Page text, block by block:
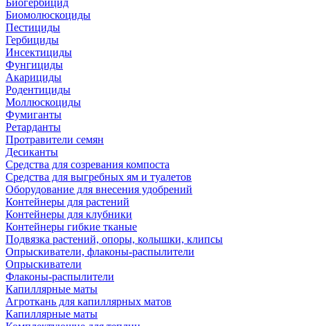
Биогербицид
Биомолюскоциды
Пестициды
Гербициды
Инсектициды
Фунгициды
Акарициды
Родентициды
Моллюскоциды
Фумиганты
Ретарданты
Протравители семян
Десиканты
Средства для созревания компоста
Средства для выгребных ям и туалетов
Оборудование для внесения удобрений
Контейнеры для растений
Контейнеры для клубники
Контейнеры гибкие тканые
Подвязка растений, опоры, колышки, клипсы
Опрыскиватели, флаконы-распылители
Опрыскиватели
Флаконы-распылители
Капиллярные маты
Агроткань для капиллярных матов
Капиллярные маты